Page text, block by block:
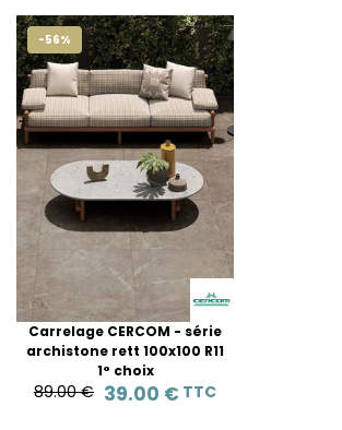
-56%
Carrelage CERCOM - série
archistone rett 100x100 R11
1° choix
89.00 € 39.00 € TTC